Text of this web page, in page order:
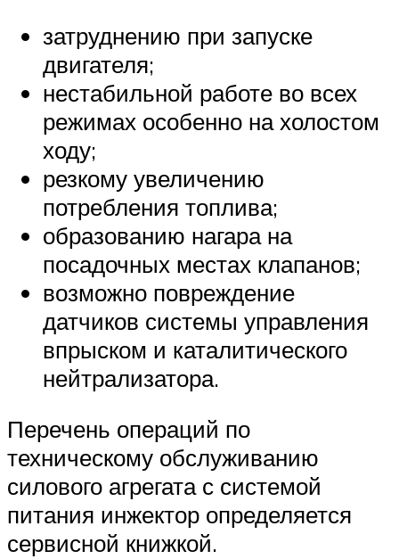
затруднению при запуске
двигателя;
нестабильной работе во всех
режимах особенно на холостом
ходу;
резкому увеличению
потребления топлива;
образованию нагара на
посадочных местах клапанов;
возможно повреждение
датчиков системы управления
впрыском и каталитического
нейтрализатора.
Перечень операций по
техническому обслуживанию
силового агрегата с системой
питания инжектор определяется
сервисной книжкой.